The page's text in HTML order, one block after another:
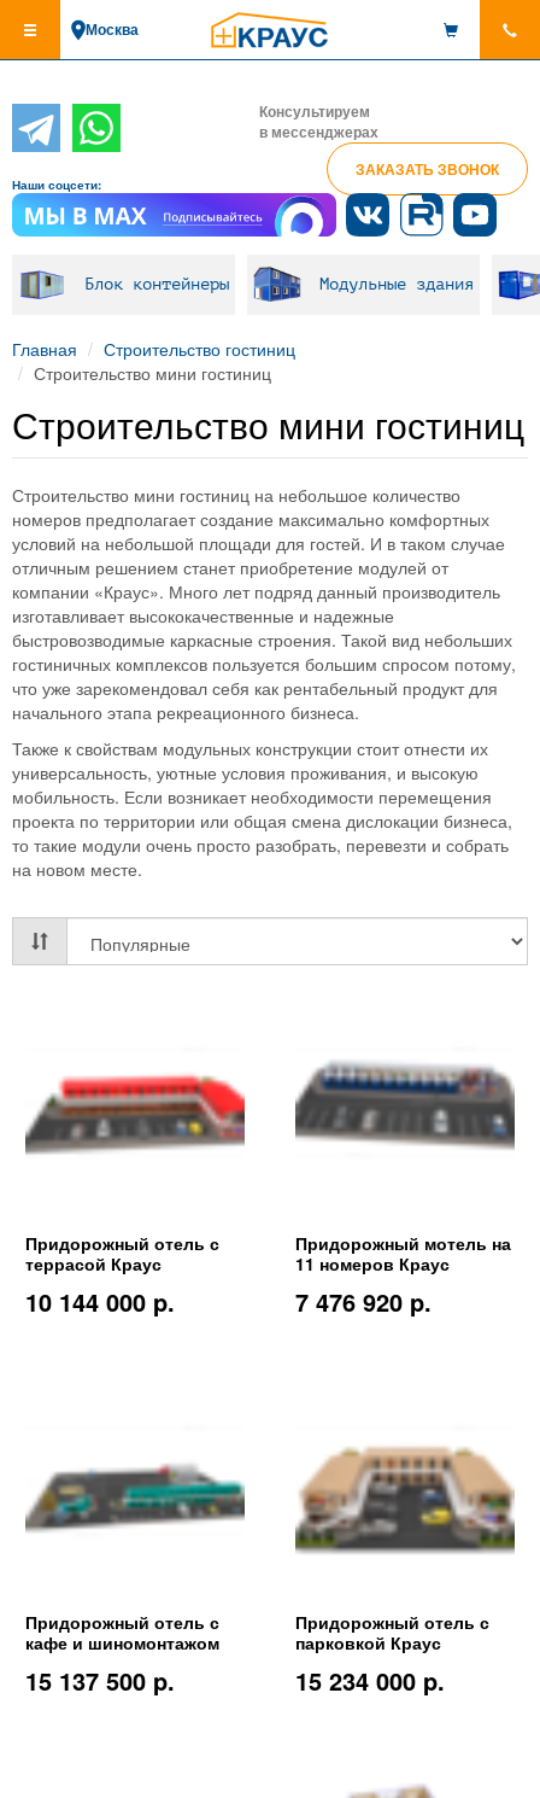
основному
Москва
Консультируем
в мессенджерах
ЗАКАЗАТЬ ЗВОНОК
Наши соцсети:
Блок контейнеры Модульные здания
Главная
Строительство гостиниц
Строительство мини гостиниц
Строительство мини гостиниц
Строительство мини гостиниц на небольшое количество
номеров предполагает создание максимально комфортных
условий на небольшой площади для гостей. И в таком случае
отличным решением станет приобретение модулей от
компании «Краус». Много лет подряд данный производитель
изготавливает высококачественные и надежные
быстровозводимые каркасные строения. Такой вид небольших
гостиничных комплексов пользуется большим спросом потому,
что уже зарекомендовал себя как рентабельный продукт для
начального этапа рекреационного бизнеса.
Также к свойствам модульных конструкции стоит отнести их
универсальность, уютные условия проживания, и высокую
мобильность. Если возникает необходимости перемещения
проекта по территории или общая смена дислокации бизнеса,
то такие модули очень просто разобрать, перевезти и собрать
на новом месте.
Придорожный отель с
террасой Краус
10 144 000 p.
Придорожный мотель на
11 номеров Краус
7 476 920 p.
Придорожный отель с
кафе и шиномонтажом
15 137 500 p.
Придорожный отель с
парковкой Краус
15 234 000 p.